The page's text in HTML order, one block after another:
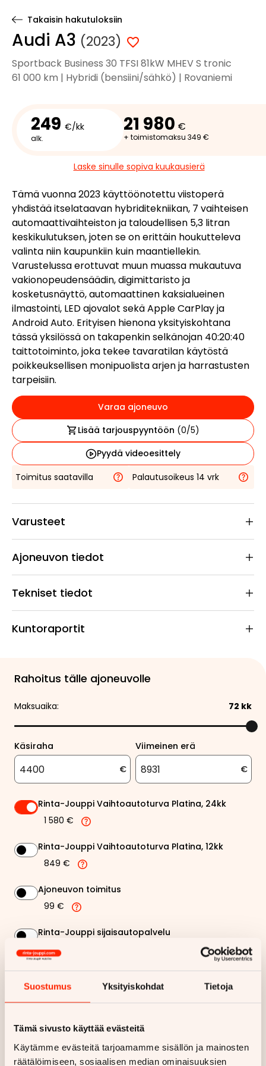
Suostumus Yksityiskohdat Tietoja
Tämä sivusto käyttää evästeitä
Käytämme evästeitä tarjoamamme sisällön ja mainosten
räätälöimiseen, sosiaalisen median ominaisuuksien
Takaisin hakutuloksiin
Audi A3 (2023)
Sportback Business 30 TFSI 81kW MHEV S tronic
61 000 km | Hybridi (bensiini/sähkö) | Rovaniemi
249 €/kk
alk.
21 980 €
+ toimistomaksu 349 €
Laske sinulle sopiva kuukausierä
Tämä vuonna 2023 käyttöönotettu viistoperä
yhdistää itselataavan hybriditekniikan, 7 vaihteisen
automaattivaihteiston ja taloudellisen 5,3 litran
keskikulutuksen, joten se on erittäin houkutteleva
valinta niin kaupunkiin kuin maantiellekin.
Varustelussa erottuvat muun muassa mukautuva
vakionopeudensäädin, digimittaristo ja
kosketusnäyttö, automaattinen kaksialueinen
ilmastointi, LED ajovalot sekä Apple CarPlay ja
Android Auto. Erityisen hienona yksityiskohtana
tässä yksilössä on takapenkin selkänojan 40:20:40
taittotoiminto, joka tekee tavaratilan käytöstä
poikkeuksellisen monipuolista arjen ja harrastusten
tarpeisiin.
Varaa ajoneuvo
Lisää tarjouspyyntöön (0/5)
Pyydä videoesittely
Toimitus saatavilla
Palautusoikeus 14 vrk
Varusteet
Ajoneuvon tiedot
Tekniset tiedot
Kuntoraportit
Rahoitus tälle ajoneuvolle
Maksuaika: 72 kk
Käsiraha
€
Viimeinen erä
€
Rinta-Jouppi Vaihtoautoturva Platina, 24kk
1 580 €
Rinta-Jouppi Vaihtoautoturva Platina, 12kk
849 €
Ajoneuvon toimitus
99 €
Rinta-Jouppi sijaisautopalvelu
99 €
274,41 €
Haluan myös tarjouksen vakuutuksesta